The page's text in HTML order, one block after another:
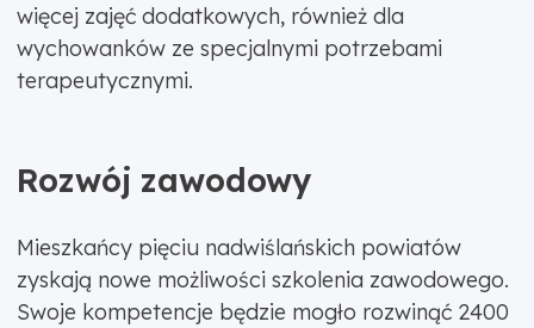
więcej zajęć dodatkowych, również dla
wychowanków ze specjalnymi potrzebami
terapeutycznymi.
Rozwój zawodowy
Mieszkańcy pięciu nadwiślańskich powiatów
zyskają nowe możliwości szkolenia zawodowego.
Swoje kompetencje będzie mogło rozwinąć 2400